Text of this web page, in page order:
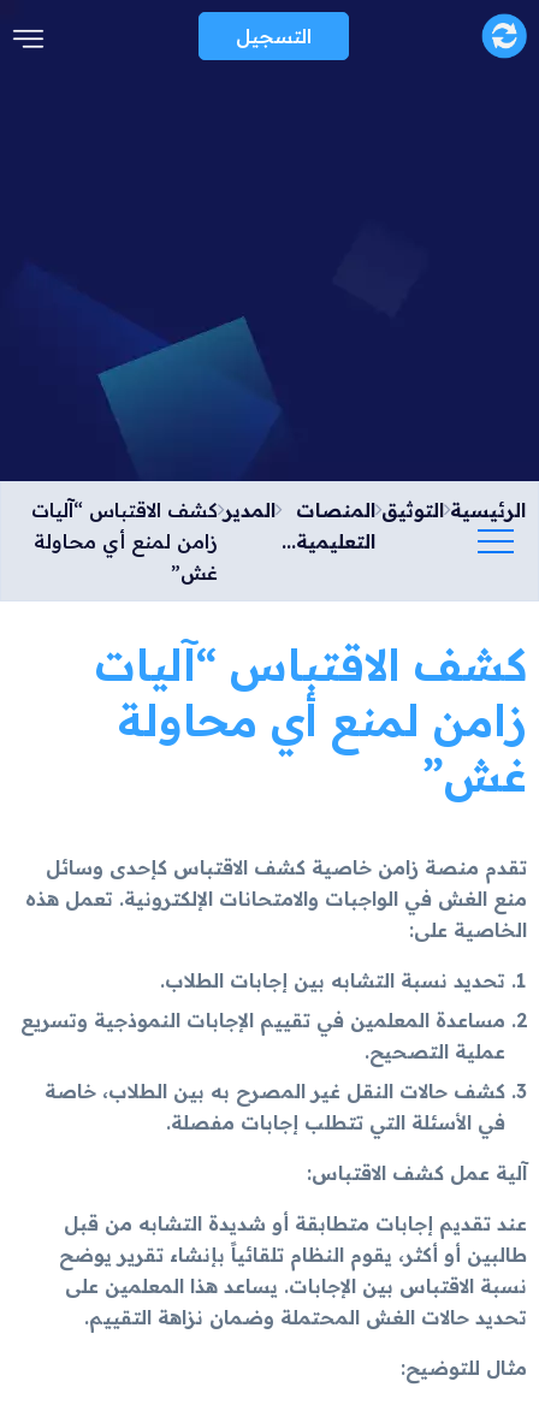
التسجيل
الرئيسية التوثيق المنصات
التعليمية...
المدير كشف الاقتباس “آليات
زامن لمنع أي محاولة
غش”
كشف الاقتباس “آليات
زامن لمنع أي محاولة
غش”
تقدم منصة زامن خاصية كشف الاقتباس كإحدى وسائل
منع الغش في الواجبات والامتحانات الإلكترونية. تعمل هذه
الخاصية على:
تحديد نسبة التشابه بين إجابات الطلاب.
مساعدة المعلمين في تقييم الإجابات النموذجية وتسريع
عملية التصحيح.
كشف حالات النقل غير المصرح به بين الطلاب، خاصة
في الأسئلة التي تتطلب إجابات مفصلة.
آلية عمل كشف الاقتباس:
عند تقديم إجابات متطابقة أو شديدة التشابه من قبل
طالبين أو أكثر، يقوم النظام تلقائياً بإنشاء تقرير يوضح
نسبة الاقتباس بين الإجابات. يساعد هذا المعلمين على
تحديد حالات الغش المحتملة وضمان نزاهة التقييم.
مثال للتوضيح: